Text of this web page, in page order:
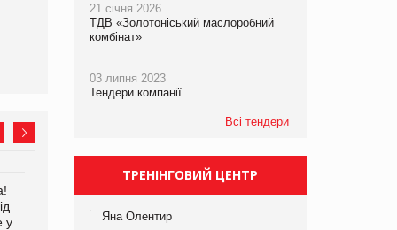
у
асортимент, якого покупці
21 січня 2026
ТДВ «Золотоніський маслоробний
комбінат»
03 липня 2023
Тендери компанії
Всі тендери
ТРЕНІНГОВИЙ ЦЕНТР
Яна Олентир